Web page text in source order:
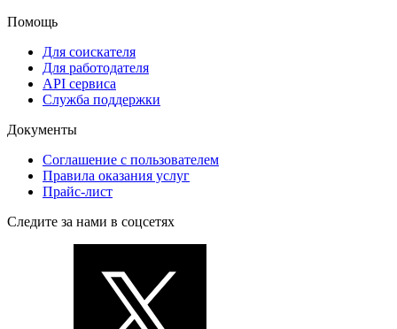
Помощь
Для соискателя
Для работодателя
API сервиса
Служба поддержки
Документы
Соглашение с пользователем
Правила оказания услуг
Прайс-лист
Следите за нами в соцсетях